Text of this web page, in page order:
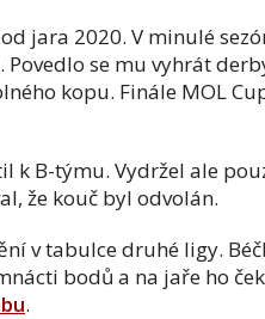
jara 2020. V minulé
se mu vyhrát
kopu. Finále MOL
k B-týmu. Vydržel ale
že kouč byl odvolán.
v tabulce druhé ligy.
bodů a na jaře ho
.